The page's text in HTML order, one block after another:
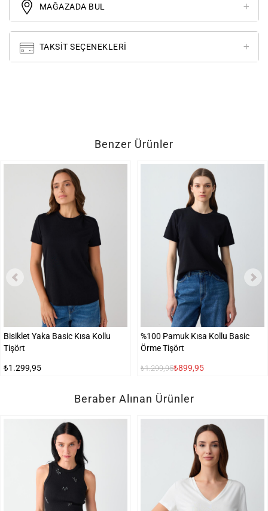
MAĞAZADA BUL
TAKSIT SEÇENEKLERI
Benzer Ürünler
Bisiklet Yaka Basic Kısa Kollu
Tişört
₺1.299,95
%100 Pamuk Kısa Kollu Basic
Örme Tişört
₺1.299,95₺899,95
Beraber Alınan Ürünler